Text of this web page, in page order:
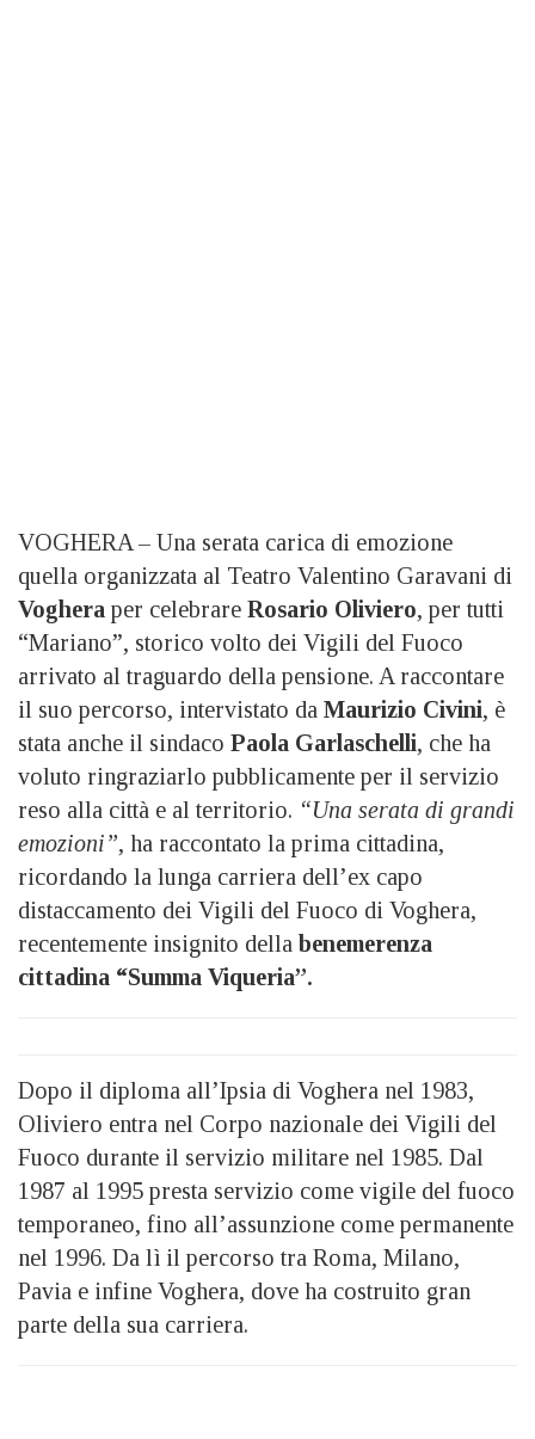
VOGHERA – Una serata carica di emozione
quella organizzata al Teatro Valentino Garavani di
Voghera per celebrare Rosario Oliviero, per tutti
“Mariano”, storico volto dei Vigili del Fuoco
arrivato al traguardo della pensione. A raccontare
il suo percorso, intervistato da Maurizio Civini, è
stata anche il sindaco Paola Garlaschelli, che ha
voluto ringraziarlo pubblicamente per il servizio
reso alla città e al territorio. “Una serata di grandi
emozioni”, ha raccontato la prima cittadina,
ricordando la lunga carriera dell’ex capo
distaccamento dei Vigili del Fuoco di Voghera,
recentemente insignito della benemerenza
cittadina “Summa Viqueria”.
Dopo il diploma all’Ipsia di Voghera nel 1983,
Oliviero entra nel Corpo nazionale dei Vigili del
Fuoco durante il servizio militare nel 1985. Dal
1987 al 1995 presta servizio come vigile del fuoco
temporaneo, fino all’assunzione come permanente
nel 1996. Da lì il percorso tra Roma, Milano,
Pavia e infine Voghera, dove ha costruito gran
parte della sua carriera.